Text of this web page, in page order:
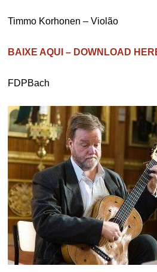
Timmo Korhonen – Violão
BAIXE AQUI – DOWNLOAD
FDPBach